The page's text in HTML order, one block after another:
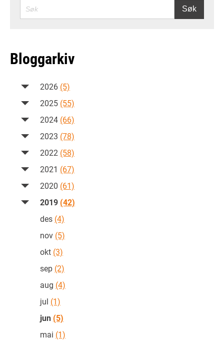
SØK Søk
Bloggarkiv
2026 (5)
2025 (55)
2024 (66)
2023 (78)
2022 (58)
2021 (67)
2020 (61)
2019 (42)
des (4)
nov (5)
okt (3)
sep (2)
aug (4)
jul (1)
jun (5)
mai (1)